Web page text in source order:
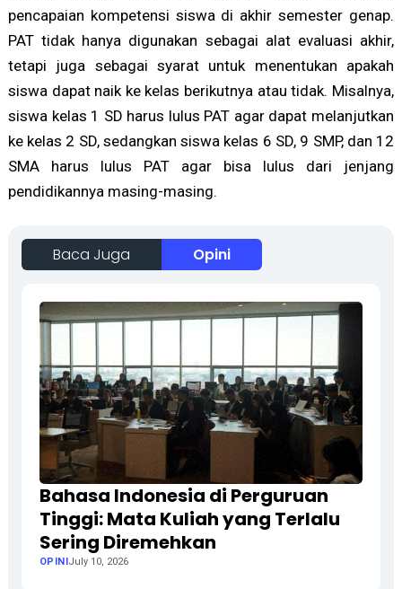
pencapaian kompetensi siswa di akhir semester genap.
PAT tidak hanya digunakan sebagai alat evaluasi akhir,
tetapi juga sebagai syarat untuk menentukan apakah
siswa dapat naik ke kelas berikutnya atau tidak. Misalnya,
siswa kelas 1 SD harus lulus PAT agar dapat melanjutkan
ke kelas 2 SD, sedangkan siswa kelas 6 SD, 9 SMP, dan 12
SMA harus lulus PAT agar bisa lulus dari jenjang
pendidikannya masing-masing.
Baca Juga Opini
Bahasa Indonesia di Perguruan
Tinggi: Mata Kuliah yang Terlalu
Sering Diremehkan
OPINIJuly 10, 2026